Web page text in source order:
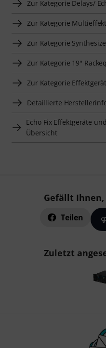
Zur Kategorie Delays/
Zur Kategorie
Zur Kategorie
Zur Kategorie 19''
Zur Kategorie
Detaillierte
Echo Fix Effektgeräte
Übersicht
Gefällt Ihnen,
Teilen
Zuletzt